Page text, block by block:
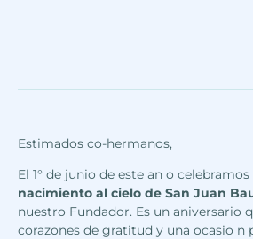
Estimados co-hermanos,
El 1° de junio de este an o celebramos
nacimiento al cielo de San Juan
nuestro Fundador. Es un aniversario
corazones de gratitud y una ocasio n